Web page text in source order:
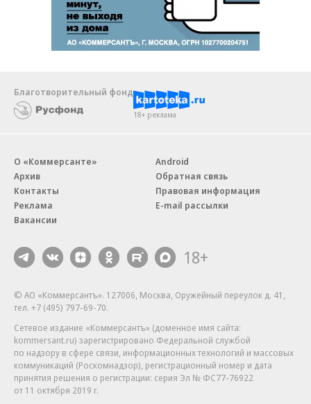
Благотворительный фонд
18+ реклама
О «Коммерсанте»
Архив
Контакты
Реклама
Вакансии
Android
Обратная связь
Правовая информация
E-mail рассылки
18+
© АО «Коммерсантъ». 127006, Москва, Оружейный переулок д. 41,
тел. +7 (495) 797-69-70.
Сетевое издание «Коммерсантъ» (доменное имя сайта:
kommersant.ru) зарегистрировано Федеральной службой
по надзору в сфере связи, информационных технологий и массовых
коммуникаций (Роскомнадзор), регистрационный номер и дата
принятия решения о регистрации: серия Эл № ФС77-76922
от 11 октября 2019 г.